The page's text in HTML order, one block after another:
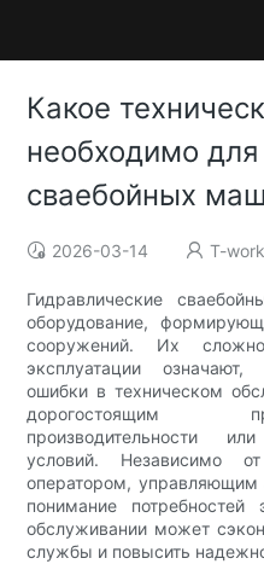
Какое
необходимо
сваебойных
2026-03-14 T-
Гидравлические
оборудование,
сооружений. Их
эксплуатации
ошибки в техническом
дорогостоящим
производительности
условий. Независимо
оператором, управляющим
понимание
обслуживании может
службы и повысить